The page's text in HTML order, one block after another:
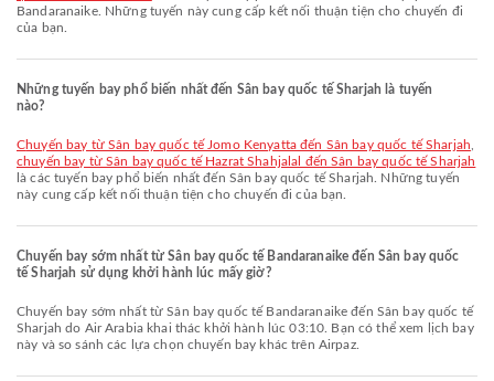
Bandaranaike. Những tuyến này cung cấp kết nối thuận tiện cho chuyến đi
của bạn.
Những tuyến bay phổ biến nhất đến Sân bay quốc tế Sharjah là tuyến
nào?
chuyến bay từ Sân bay quốc tế Jomo Kenyatta đến Sân bay quốc tế Sharjah
chuyến bay từ Sân bay quốc tế Hazrat Shahjalal đến Sân bay quốc tế Sharjah
là các tuyến bay phổ biến nhất đến Sân bay quốc tế Sharjah. Những tuyến
này cung cấp kết nối thuận tiện cho chuyến đi của bạn.
Chuyến bay sớm nhất từ Sân bay quốc tế Bandaranaike đến Sân bay quốc
tế Sharjah sử dụng khởi hành lúc mấy giờ?
Chuyến bay sớm nhất từ Sân bay quốc tế Bandaranaike đến Sân bay quốc tế
Sharjah do Air Arabia khai thác khởi hành lúc 03:10. Bạn có thể xem lịch bay
này và so sánh các lựa chọn chuyến bay khác trên Airpaz.